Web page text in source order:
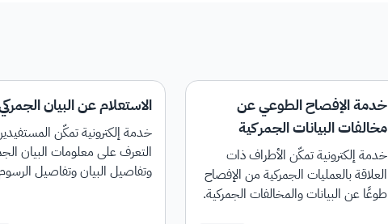
خدمة الإفصاح الطوعي عن
مخالفات البيانات الجمركية
خدمة إلكترونية تمكّن الأطراف ذات
العلاقة بالعمليات الجمركية من الإفصاح
طوعًا عن البيانات والمخالفات الجمركية.
الاستعلام عن البيان
خدمة إلكترونية تمكّن
التعرف على معلومات البيان
وتفاصيل البيان وتفاصيل